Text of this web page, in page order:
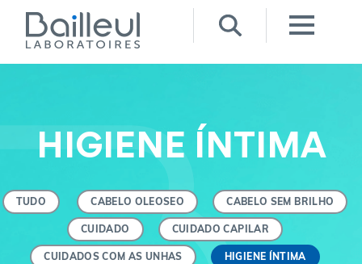
HIGIENE ÍNTIMA
TUDO CABELO OLEOSEO CABELO SEM BRILHO
CUIDADO CUIDADO CAPILAR
CUIDADOS COM AS UNHAS HIGIENE ÍNTIMA